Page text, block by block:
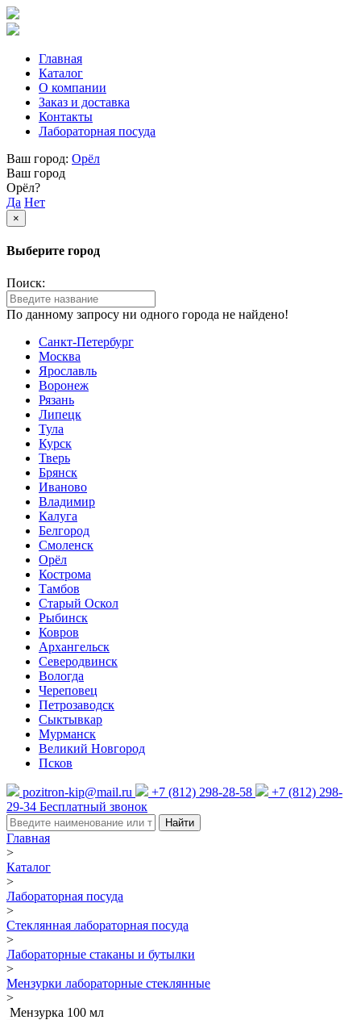
Главная
Каталог
О компании
Заказ и доставка
Контакты
Лабораторная посуда
Ваш город: Орёл
Ваш город
Орёл?
Да Нет
×
Выберите город
Поиск:
По данному запросу ни одного города не найдено!
Санкт-Петербург
Москва
Ярославль
Воронеж
Рязань
Липецк
Тула
Курск
Тверь
Брянск
Иваново
Владимир
Калуга
Белгород
Смоленск
Орёл
Кострома
Тамбов
Старый Оскол
Рыбинск
Ковров
Архангельск
Северодвинск
Вологда
Череповец
Петрозаводск
Сыктывкар
Мурманск
Великий Новгород
Псков
pozitron-kip@mail.ru +7 (812) 298-28-58
+7 (812) 298-
29-34 Бесплатный звонок
Найти
Главная
>
Каталог
>
Лабораторная посуда
>
Стеклянная лабораторная посуда
>
Лабораторные стаканы и бутылки
>
Мензурки лабораторные стеклянные
>
Мензурка 100 мл